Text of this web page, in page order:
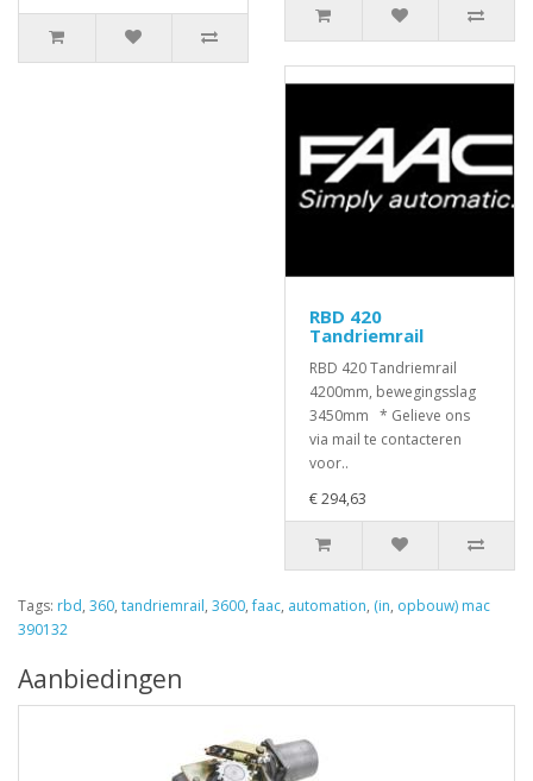
RBD 420
Tandriemrail
RBD 420 Tandriemrail
4200mm, bewegingsslag
3450mm * Gelieve ons
via mail te contacteren
voor..
€ 294,63
Tags: rbd, 360, tandriemrail, 3600,faac, automation, (in, opbouw) mac
390132
Aanbiedingen